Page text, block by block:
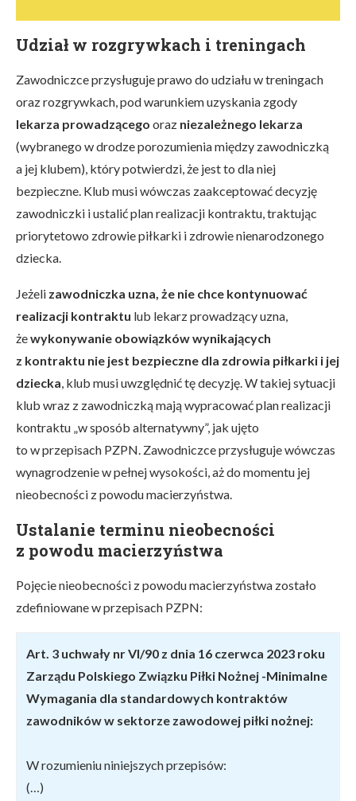
Udział w rozgrywkach i treningach
Zawodniczce przysługuje prawo do udziału w treningach
oraz rozgrywkach, pod warunkiem uzyskania zgody
lekarza prowadzącego oraz niezależnego lekarza
(wybranego w drodze porozumienia między zawodniczką
a jej klubem), który potwierdzi, że jest to dla niej
bezpieczne. Klub musi wówczas zaakceptować decyzję
zawodniczki i ustalić plan realizacji kontraktu, traktując
priorytetowo zdrowie piłkarki i zdrowie nienarodzonego
dziecka.
Jeżeli zawodniczka uzna, że nie chce kontynuować
realizacji kontraktu lub lekarz prowadzący uzna,
żewykonywanie obowiązków wynikających
z kontraktu nie jest bezpieczne dla zdrowia piłkarki i jej
dziecka, klub musi uwzględnić tę decyzję. W takiej sytuacji
klub wraz z zawodniczką mają wypracować plan realizacji
kontraktu „w sposób alternatywny”, jak ujęto
to w przepisach PZPN. Zawodniczce przysługuje wówczas
wynagrodzenie w pełnej wysokości, aż do momentu jej
nieobecności z powodu macierzyństwa.
Ustalanie terminu nieobecności
z powodu macierzyństwa
Pojęcie nieobecności z powodu macierzyństwa zostało
zdefiniowane w przepisach PZPN:
Art. 3 uchwały nr VI/90 z dnia 16 czerwca 2023 roku
Zarządu Polskiego Związku Piłki Nożnej -Minimalne
Wymagania dla standardowych kontraktów
zawodników w sektorze zawodowej piłki nożnej:
W rozumieniu niniejszych przepisów:
(…)